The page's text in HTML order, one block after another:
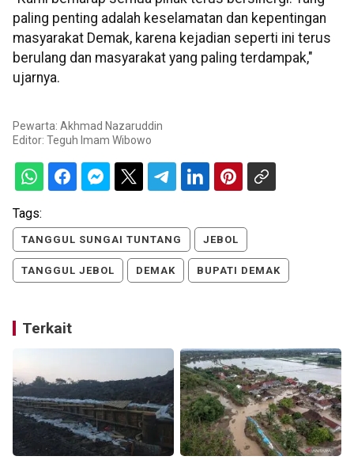
paling penting adalah keselamatan dan kepentingan
masyarakat Demak, karena kejadian seperti ini terus
berulang dan masyarakat yang paling terdampak,"
ujarnya.
Pewarta: Akhmad Nazaruddin
Editor: Teguh Imam Wibowo
Tags:
TANGGUL SUNGAI TUNTANG JEBOL
TANGGUL JEBOL DEMAK BUPATI DEMAK
Terkait